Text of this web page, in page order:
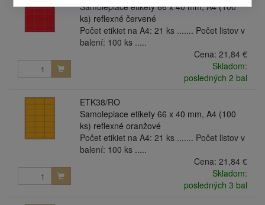
Samolepiace etikety 66 x 40 mm, A4 (100
ks) reflexné červené
Počet etikiet na A4: 21 ks ....... Počet listov v
balení: 100 ks .....
Cena: 21,84 €
Skladom:
posledných 2 bal
ETK38/RO
Samolepiace etikety 66 x 40 mm, A4 (100
ks) reflexné oranžové
Počet etikiet na A4: 21 ks ....... Počet listov v
balení: 100 ks .....
Cena: 21,84 €
Skladom:
posledných 3 bal